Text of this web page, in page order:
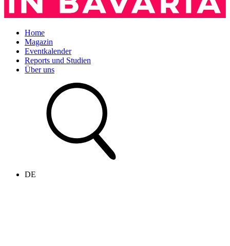
Home
Magazin
Eventkalender
Reports und Studien
Über uns
DE